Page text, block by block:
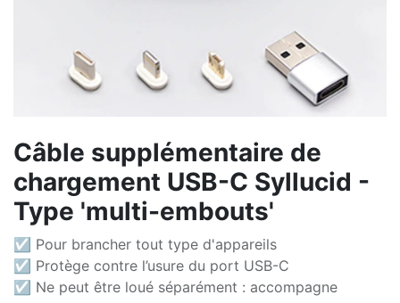
Câble supplémentaire de
chargement USB-C Syllucid -
Type 'multi-embouts'
☑ Pour brancher tout type d'appareils
☑ Protège contre l’usure du port USB-C
☑ Ne peut être loué séparément : accompagne